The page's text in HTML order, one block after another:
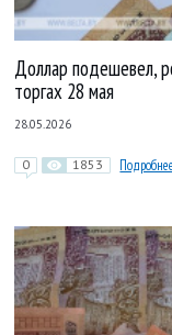
Доллар подешевел,
торгах 28 мая
28.05.2026
0 1853 Подробнее